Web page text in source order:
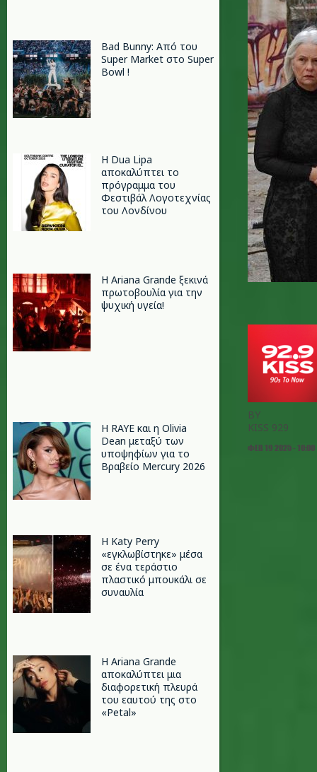
Bad Bunny: Από του
Super Market στο Super
Bowl !
Η Dua Lipa
αποκαλύπτει το
πρόγραμμα του
Φεστιβάλ Λογοτεχνίας
του Λονδίνου
Η Ariana Grande ξεκινά
πρωτοβουλία για την
ψυχική υγεία!
Η RAYE και η Olivia
Dean μεταξύ των
υποψηφίων για το
Βραβείο Mercury 2026
H Katy Perry
«εγκλωβίστηκε» μέσα
σε ένα τεράστιο
πλαστικό μπουκάλι σε
συναυλία
Η Ariana Grande
αποκαλύπτει μια
διαφορετική πλευρά
του εαυτού της στο
«Petal»
BY
KISS 929
ΦΕΒ 19 2025 - 10:00